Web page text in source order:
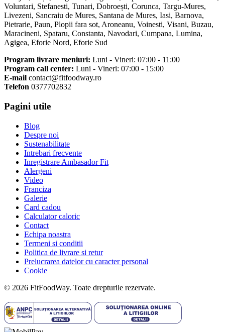
Voluntari, Stefanesti, Tunari, Dobroești, Corunca, Targu-Mures,
Livezeni, Sancraiu de Mures, Santana de Mures, Iasi, Barnova,
Pietrarie, Paun, Plopii fara sot, Aroneanu, Voinesti, Visani, Buzau,
Maracineni, Spataru, Constanta, Navodari, Cumpana, Lumina,
Agigea, Eforie Nord, Eforie Sud
Program livrare meniuri: Luni - Vineri: 07:00 - 11:00
Program call center: Luni - Vineri: 07:00 - 15:00
E-mail contact@fitfoodway.ro
Telefon 0377702832
Pagini utile
Blog
Despre noi
Sustenabilitate
Intrebari frecvente
Inregistrare Ambasador Fit
Alergeni
Video
Franciza
Galerie
Card cadou
Calculator caloric
Contact
Echipa noastra
Termeni si conditii
Politica de livrare si retur
Prelucrarea datelor cu caracter personal
Cookie
© 2026 FitFoodWay. Toate drepturile rezervate.